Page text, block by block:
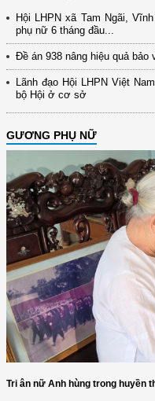
Hội LHPN xã Tam Ngãi,
phụ nữ 6 tháng đầu...
Đề án 938 nâng hiệu quả
Lãnh đạo Hội LHPN Việt
bộ Hội ở cơ sở
GƯƠNG PHỤ NỮ
Tri ân nữ Anh hùng trong huyền